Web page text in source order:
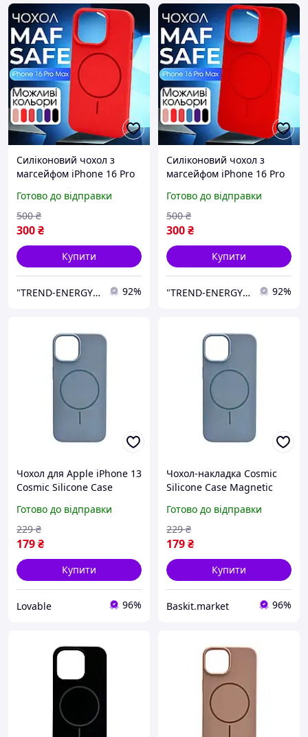
Силіконовий чохол з
магсейфом iPhone 16 Pro
Peach MagSafe
Готово до відправки
300₴
500 ₴
Купити
"TREND-ENERGY" Інтернет-магазин аксесуарів до смартфонів та комп'ютерів 92%
Силіконовий чохол з
магсейфом iPhone 16 Pro
MagSafe
Готово до відправки
300₴
500 ₴
Купити
"TREND-ENERGY" Інтернет-магазин аксесуарів до смартфонів та комп'ютерів 92%
Чохол для Apple iPhone 13
Cosmic Silicone Case
протиударний
силіконовий Lilac
Готово до відправки
179₴
229 ₴
Купити
Lovable 96%
Чохол-накладка Cosmic
Silicone Case Magnetic
Готово до відправки
179₴
229 ₴
Купити
Baskit.market 96%